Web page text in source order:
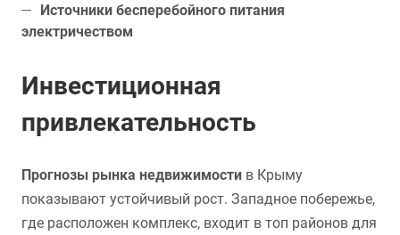
Источники бесперебойного питания
электричеством
Инвестиционная
привлекательность
Прогнозы рынка недвижимости в Крыму
показывают устойчивый рост. Западное побережье,
где расположен комплекс, входит в топ районов для